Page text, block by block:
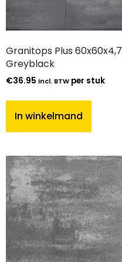
Granitops Plus 60x60x4,7
Greyblack
€36.95 incl. BTW per stuk
In winkelmand